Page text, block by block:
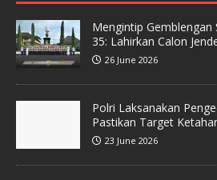
Mengintip
35: Lahirkan Calon
26 June 2026
Polri Laksanakan
Pastikan Target
23 June 2026